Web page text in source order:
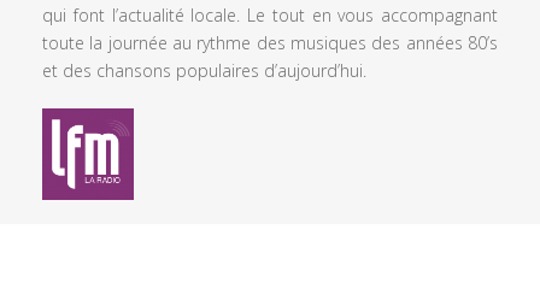
qui font l’actualité locale. Le tout en vous accompagnant
toute la journée au rythme des musiques des années 80’s
et des chansons populaires d’aujourd’hui.